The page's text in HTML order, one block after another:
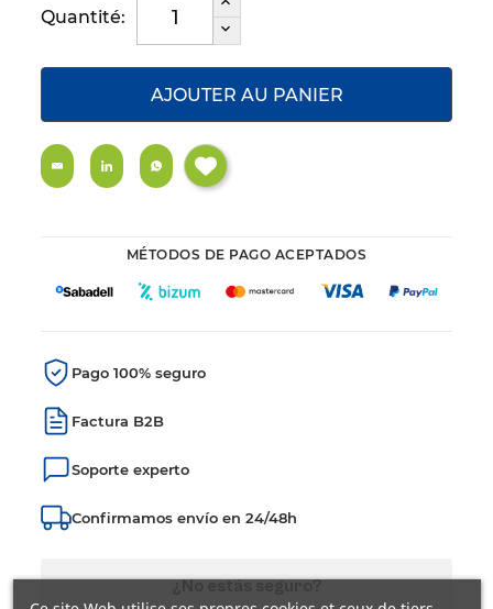
Quantité:
AJOUTER AU PANIER
MÉTODOS DE PAGO ACEPTADOS
Pago 100% seguro
Factura B2B
Soporte experto
Confirmamos envío en 24/48h
¿No estás seguro?